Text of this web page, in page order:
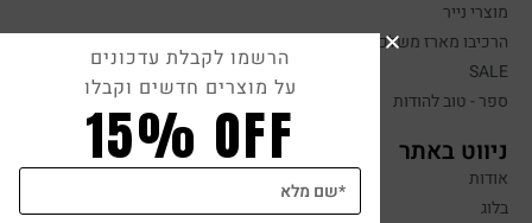
מוצרי נייר
הרכיבו מארז משלכם
SALE
ספר - טוב להודות
ניווט באתר
אודות
בלוג
הרשמו לקבלת עדכונים
על מוצרים חדשים וקבלו
15% OFF